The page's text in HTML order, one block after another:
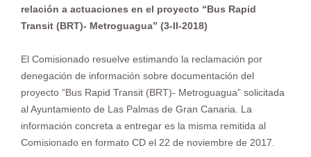
relación a actuaciones en el proyecto “Bus Rapid
Transit (BRT)- Metroguagua” (3-II-2018)
El Comisionado resuelve estimando la reclamación por
denegación de información sobre documentación del
proyecto “Bus Rapid Transit (BRT)- Metroguagua” solicitada
al Ayuntamiento de Las Palmas de Gran Canaria. La
información concreta a entregar es la misma remitida al
Comisionado en formato CD el 22 de noviembre de 2017.